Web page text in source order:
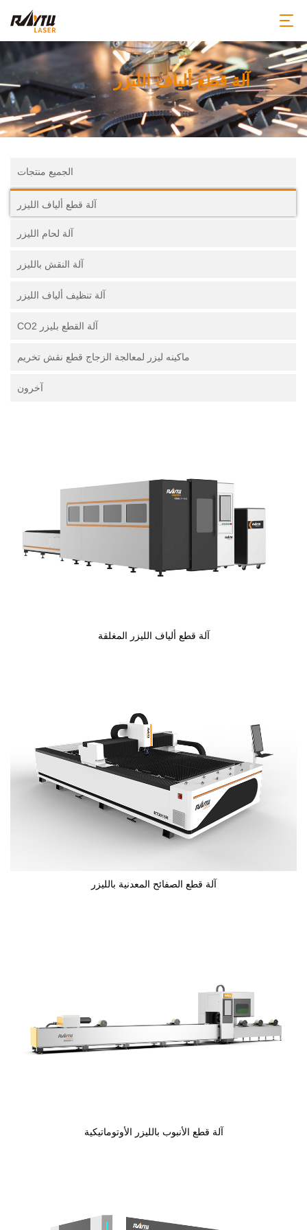
آلة قطع ألياف الليزر
الجميع منتجات
آلة قطع ألياف الليزر
آلة لحام الليزر
آلة النقش بالليزر
آلة تنظيف ألياف الليزر
آلة القطع بليزر CO2
ماكينه ليزر لمعالجة الزجاج قطع نقش تخريم
آخرون
آلة قطع ألياف الليزر المغلقة
آلة قطع الصفائح المعدنية بالليزر
آلة قطع الأنبوب بالليزر الأوتوماتيكية